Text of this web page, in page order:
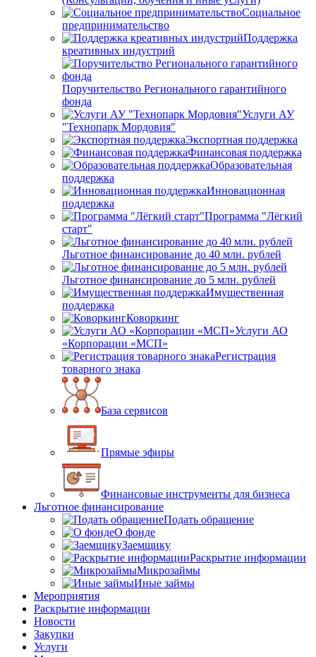
Социальное
предпринимательство
Поддержка
креативных индустрий
Поручительство Регионального гарантийного
фонда
Услуги АУ
"Технопарк Мордовия"
Экспортная поддержка
Финансовая поддержка
Образовательная
поддержка
Инновационная
поддержка
Программа "Лёгкий
старт"
Льготное финансирование до 40 млн. рублей
Льготное финансирование до 5 млн. рублей
Имущественная
поддержка
Коворкинг
Услуги АО
«Корпорации «МСП»
Регистрация
товарного знака
База сервисов
Прямые эфиры
Финансовые инструменты для бизнеса
Льготное финансирование
Подать обращение
О фонде
Заемщику
Раскрытие информации
Микрозаймы
Иные займы
Мероприятия
Раскрытие информации
Новости
Закупки
Услуги